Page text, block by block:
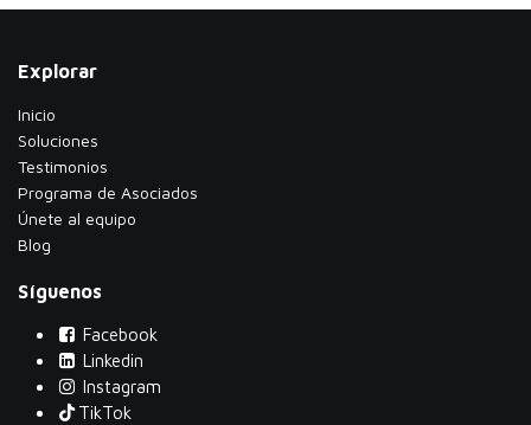
Explorar
Inicio
Soluciones
Testimonios
​Programa de Asociados
Únete al equipo
Blog
Síguenos
Facebook
Linkedin
Instagram
TikTok